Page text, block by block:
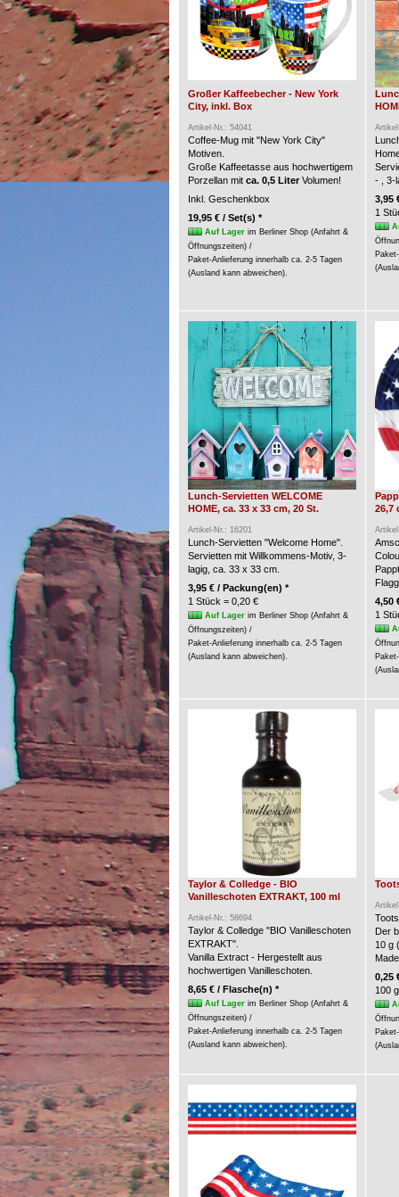
Großer Kaffeebecher - New York
City, inkl. Box
Artikel-Nr.: 54041
Coffee-Mug mit "New York City"
Motiven.
Große Kaffeetasse aus hochwertigem
Porzellan mit ca. 0,5 LiterVolumen!
Inkl. Geschenkbox
19,95 € / Set(s) *
Auf Lagerim Berliner Shop (Anfahrt &
Öffnungszeiten) /
Paket-Anlieferung innerhalb ca. 2-5 Tagen
(Ausland kann abweichen).
- , 3-
3,95
1
Lunch-Servietten WELCOME
HOME, ca. 33 x 33 cm, 20 St.
Artikel-Nr.: 16201
Lunch-Servietten "Welcome Home".
Servietten mit Willkommens-Motiv, 3-
lagig, ca. 33 x 33 cm.
3,95 € / Packung(en) *
1 Stück = 0,20 €
Auf Lagerim Berliner Shop (Anfahrt &
Öffnungszeiten) /
Paket-Anlieferung innerhalb ca. 2-5 Tagen
(Ausland kann abweichen).
26,7
4,50
1
Taylor & Colledge - BIO
Vanilleschoten EXTRAKT, 100 ml
Artikel-Nr.: 58694
Taylor & Colledge "BIO Vanilleschoten
EXTRAKT".
Vanilla Extract - Hergestellt aus
hochwertigen Vanilleschoten.
8,65 € / Flasche(n) *
Auf Lagerim Berliner Shop (Anfahrt &
Öffnungszeiten) /
Paket-Anlieferung innerhalb ca. 2-5 Tagen
(Ausland kann abweichen).
Der
10 g
0,25
100